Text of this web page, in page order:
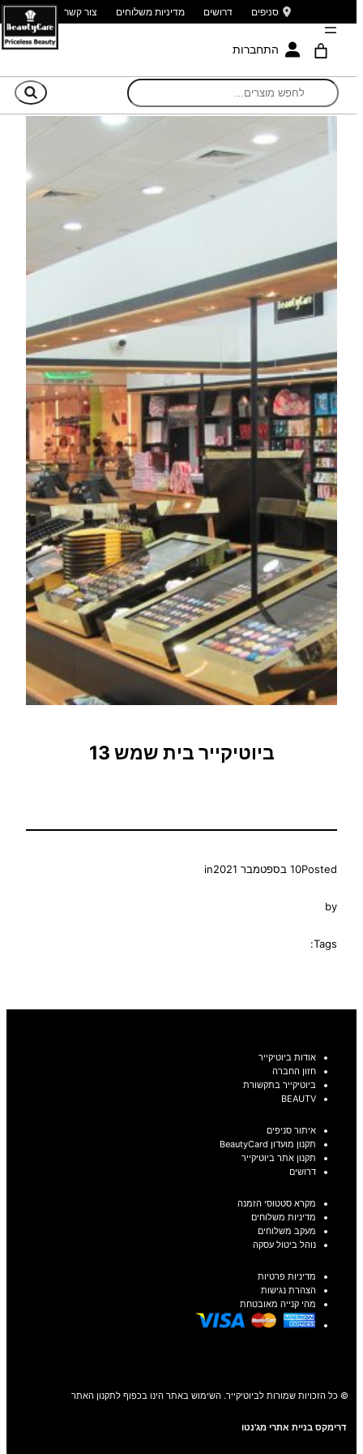
סניפים דרושים מדיניות משלוחים צור קשר
התחברות
ביוטיקייר בית שמש 13
Posted10 בספטמבר 2021 in
by
Tags:
אודות ביוטיקייר
חזון החברה
ביוטיקייר בתקשורת
BEAUTV
איתור סניפים
תקנון מועדון BeautyCard
תקנון אתר ביוטיקייר
דרושים
מקרא סטטוסי הזמנה
מדיניות משלוחים
מעקב משלוחים
נוהל ביטול עסקה
מדיניות פרטיות
הצהרת נגישות
מהי קנייה מאובטחת
© כל הזכויות שמורות לביוטיקייר. השימוש באתר הינו בכפוף לתקנון האתר
דרימקס בניית אתרי מג'נטו